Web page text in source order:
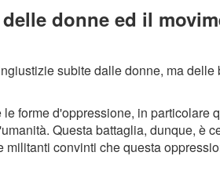
donne ed il
subite dalle donne, ma delle
forme d'oppressione, in particolare
Questa battaglia, dunque, è
convinti che questa